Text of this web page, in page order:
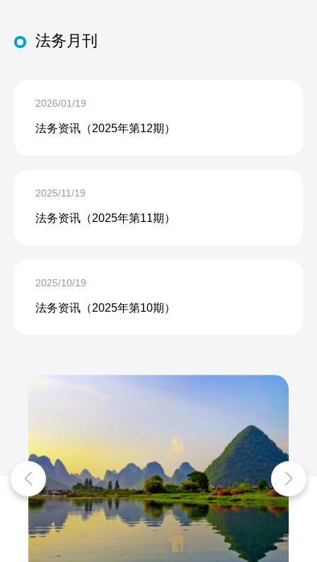
法务月刊
2026/01/19
法务资讯（2025年第12期）
2025/11/19
法务资讯（2025年第11期）
2025/10/19
法务资讯（2025年第10期）